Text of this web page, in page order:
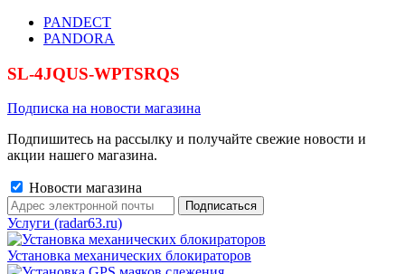
PANDECT
PANDORA
SL-4JQUS-WPTSRQS
Подписка на новости магазина
Подпишитесь на рассылку и получайте свежие новости и
акции нашего магазина.
Новости магазина
Услуги (radar63.ru)
Установка механических блокираторов